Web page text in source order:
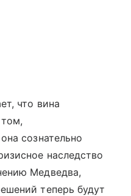
что вина
сознательно
наследство
Медведва,
теперь будут